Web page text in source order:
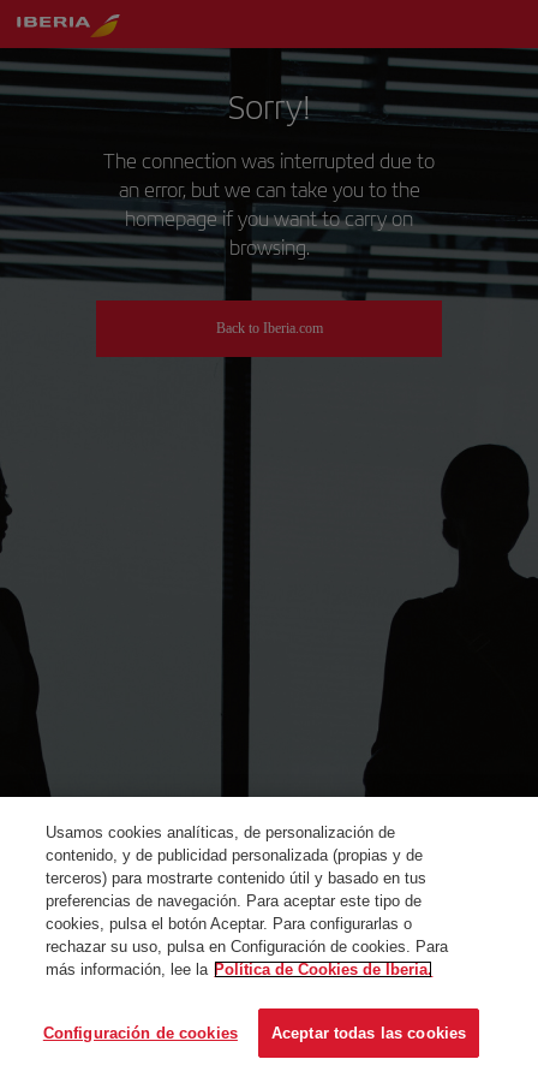
Sorry!
The connection was interrupted due to
an error, but we can take you to the
homepage if you want to carry on
browsing.
Back to Iberia.com
Usamos cookies analíticas, de personalización de
contenido, y de publicidad personalizada (propias y de
terceros) para mostrarte contenido útil y basado en tus
preferencias de navegación. Para aceptar este tipo de
cookies, pulsa el botón Aceptar. Para configurarlas o
rechazar su uso, pulsa en Configuración de cookies. Para
más información, lee la Política de Cookies de Iberia.
Configuración de cookies Aceptar todas las cookies